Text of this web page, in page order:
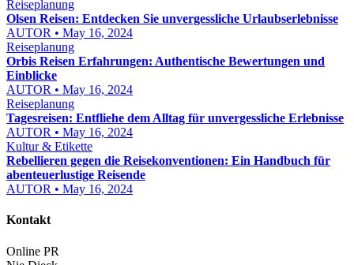
Reiseplanung
Olsen Reisen: Entdecken Sie unvergessliche Urlaubserlebnisse
AUTOR • May 16, 2024
Reiseplanung
Orbis Reisen Erfahrungen: Authentische Bewertungen und
Einblicke
AUTOR • May 16, 2024
Reiseplanung
Tagesreisen: Entfliehe dem Alltag für unvergessliche Erlebnisse
AUTOR • May 16, 2024
Kultur & Etikette
Rebellieren gegen die Reisekonventionen: Ein Handbuch für
abenteuerlustige Reisende
AUTOR • May 16, 2024
Kontakt
Online PR